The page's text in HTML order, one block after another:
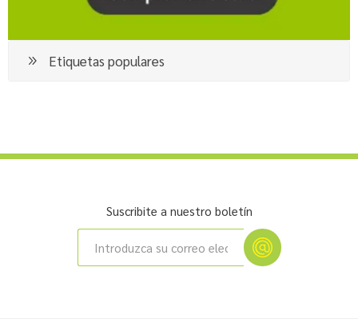
Etiquetas populares
Suscribite a nuestro boletín